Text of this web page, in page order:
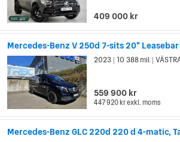
409 000 kr
2023 10 388 mil
559 900 kr
447 920 krexkl. moms
Mercedes-Benz GLC 220d 220 d 4-matic,